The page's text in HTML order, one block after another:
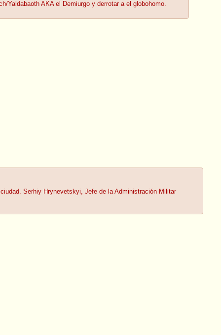
Yaldabaoth AKA el Demiurgo y derrotar a el globohomo.
Serhiy Hrynevetskyi, Jefe de la Administración Militar